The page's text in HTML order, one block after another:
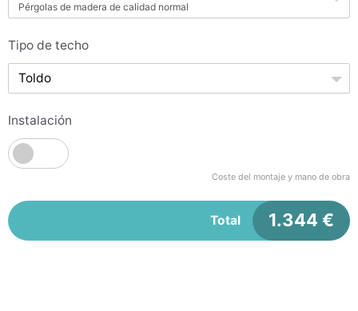
Pérgolas de madera de calidad normal
Tipo de techo
Toldo
Instalación
Coste del montaje y mano de obra
Total 1.344 €